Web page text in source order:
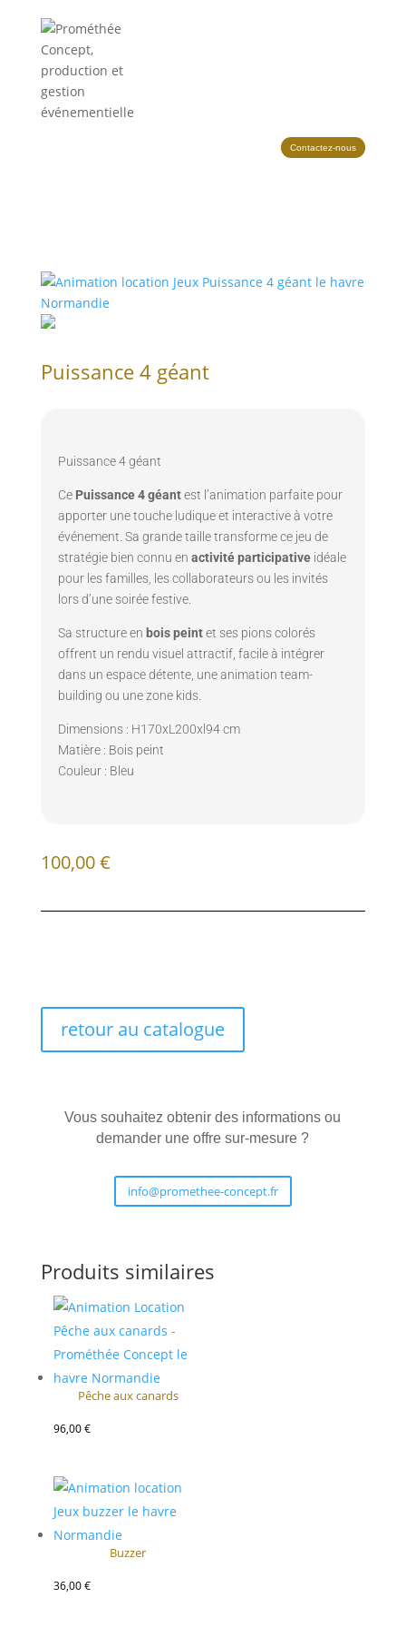
Contactez-nous
Puissance 4 géant
Puissance 4 géant
Ce Puissance 4 géantest l’animation parfaite pour
apporter une touche ludique et interactive à votre
événement. Sa grande taille transforme ce jeu de
stratégie bien connu en activité participativeidéale
pour les familles, les collaborateurs ou les invités
lors d’une soirée festive.
Sa structure en bois peintet ses pions colorés
offrent un rendu visuel attractif, facile à intégrer
dans un espace détente, une animation team-
building ou une zone kids.
Dimensions : H170xL200xl94 cm
Matière : Bois peint
Couleur : Bleu
100,00€
retour au catalogue
Vous souhaitez obtenir des informations ou
demander une offre sur-mesure ?
info@promethee-concept.fr
Produits similaires
Pêche aux canards
96,00€
Buzzer
36,00€